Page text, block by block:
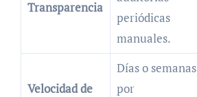
Transparencia
periódicas
manuales.
Velocidad de
Días o semanas
por